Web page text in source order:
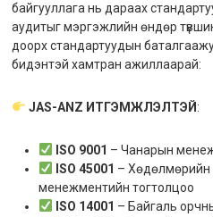
байгууллага нь дараах
аудитыг мэргэжлийн өндөр
доорх стандартуудын
бидэнтэй хамтран ажиллаарай:
JAS-ANZ ИТГЭМЖЛЭЛТЭЙ :
ISO 9001 – Чанарын
ISO 45001 – Хөдөлмөрийн
менежментийн тогтолцоо
ISO 14001 – Байгаль